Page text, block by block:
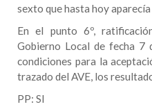
sexto que hasta hoy
En el punto 6º,
Gobierno Local de fecha
condiciones para la
trazado del AVE, los
PP: SI